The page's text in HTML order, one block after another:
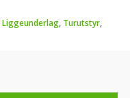
Liggeunderlag, Turutstyr,